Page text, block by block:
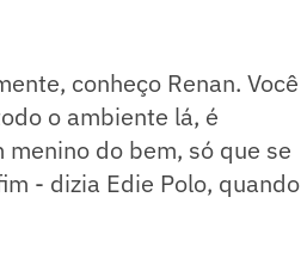
conheço Renan. Você
o ambiente lá, é
do bem, só que se
- dizia Edie Polo, quando